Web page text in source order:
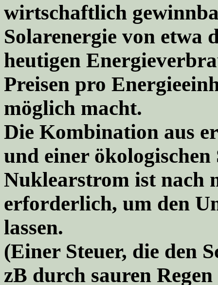
wirtschaftlich
Solarenergie von etwa
heutigen
Preisen pro
möglich macht.
Die Kombination aus
und einer
Nuklearstrom ist nach
erforderlich, um den
lassen.
(Einer Steuer, die den
zB durch sauren